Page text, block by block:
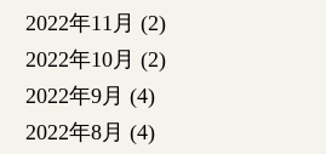
2022年11月 (2)
2022年10月 (2)
2022年9月 (4)
2022年8月 (4)